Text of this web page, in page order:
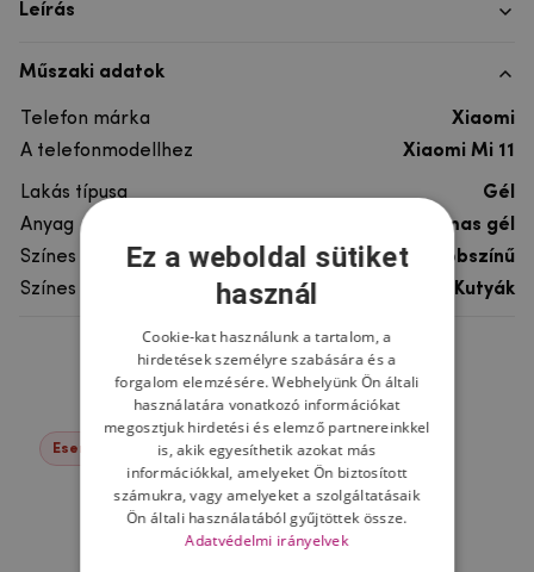
Leírás
Műszaki adatok
Telefon márka
Xiaomi
A telefonmodellhez
Xiaomi Mi 11
Lakás típusa
Gél
Anyag
rugalmas gél
Színes
többszínű
Színes motívum
Kutyák
Ne felejtsd el
Események -22%
Ez a weboldal sütiket
használ
Cookie-kat használunk a tartalom, a
hirdetések személyre szabására és a
forgalom elemzésére. Webhelyünk Ön általi
használatára vonatkozó információkat
megosztjuk hirdetési és elemző partnereinkkel
is, akik egyesíthetik azokat más
információkkal, amelyeket Ön biztosított
számukra, vagy amelyeket a szolgáltatásaik
Ön általi használatából gyűjtöttek össze.
Adatvédelmi irányelvek